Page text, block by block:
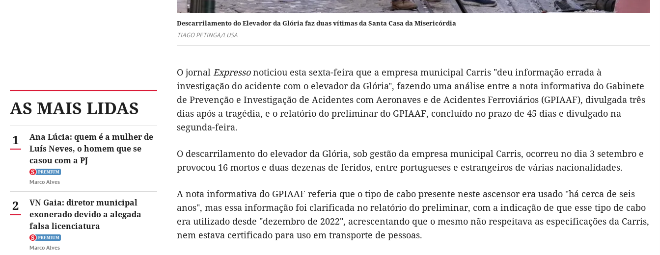
AS MAIS LIDAS
1
Ana Lúcia: quem é a mulher de
Luís Neves, o homem que se
casou com a PJ
Marco Alves
2
VN Gaia: diretor municipal
exonerado devido a alegada
falsa licenciatura
Marco Alves
Descarrilamento do Elevador da Glória faz duas vítimas da Santa Casa da Misericórdia
TIAGO PETINGA/LUSA
O jornal Expressonoticiou esta sexta-feira que a empresa municipal Carris "deu informação errada à
investigação do acidente com o elevador da Glória", fazendo uma análise entre a nota informativa do Gabinete
de Prevenção e Investigação de Acidentes com Aeronaves e de Acidentes Ferroviários (GPIAAF), divulgada três
dias após a tragédia, e o relatório do preliminar do GPIAAF, concluído no prazo de 45 dias e divulgado na
segunda-feira.
O descarrilamento do elevador da Glória, sob gestão da empresa municipal Carris, ocorreu no dia 3 setembro e
provocou 16 mortos e duas dezenas de feridos, entre portugueses e estrangeiros de várias nacionalidades.
A nota informativa do GPIAAF referia que o tipo de cabo presente neste ascensor era usado "há cerca de seis
anos", mas essa informação foi clarificada no relatório do preliminar, com a indicação de que esse tipo de cabo
era utilizado desde "dezembro de 2022", acrescentando que o mesmo não respeitava as especificações da Carris,
nem estava certificado para uso em transporte de pessoas.